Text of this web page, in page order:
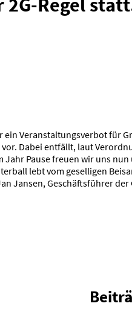
Regel
ein Veranstaltungsverbot für
Dabei entfällt, laut
Jahr Pause freuen wir uns
lebt vom geselligen
Jansen, Geschäftsführer